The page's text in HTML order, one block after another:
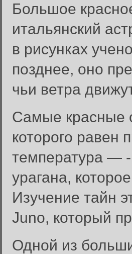
Большое
итальянский
в рисунках
позднее, оно
чьи ветра
Самые красные
которого
температура — -
урагана,
Изучение тайн
Juno, который
Одной из